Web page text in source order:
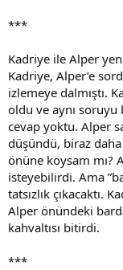
***
Kadriye ile Alper
Kadriye, Alper’e
izlemeye dalmıştı.
oldu ve aynı
cevap yoktu. Alper
düşündü, biraz daha
önüne koysam mı?
isteyebilirdi. Ama
tatsızlık çıkacaktı.
Alper önündeki
kahvaltısı bitirdi.
***